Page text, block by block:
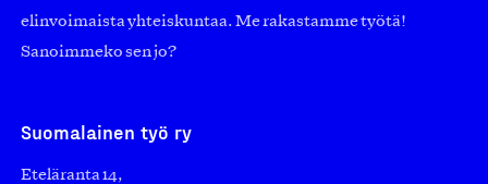
elinvoimaista yhteiskuntaa. Me rakastamme työtä!
Sanoimmeko sen jo?
Suomalainen työ ry
Eteläranta 14,